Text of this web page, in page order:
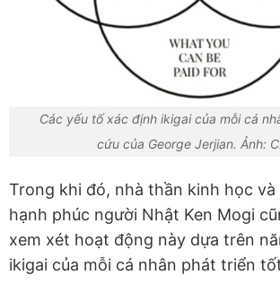
Các yếu tố xác định ikigai của mỗi cá
cứu của George Jerjian. Ảnh:
Trong khi đó, nhà thần kinh học và
hạnh phúc người Nhật Ken Mogi
xem xét hoạt động này dựa trên
ikigai của mỗi cá nhân phát triển